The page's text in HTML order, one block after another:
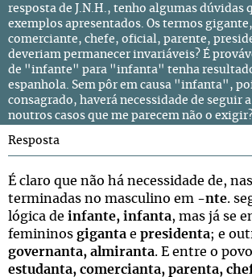
resposta de J.N.H., tenho algumas dúvidas
exemplos apresentados. Os termos
comerciante, chefe, oficial, parente,
deveriam permanecer invariáveis? É
de "infante" para "infanta" tenha
espanhola. Sem pôr em causa "infanta",
consagrado, haverá necessidade de seguir
noutros casos que me parecem não o
Resposta
É claro que não há necessidade de,
terminadas no masculino em -nte.
lógica de infante, infanta, mas já se
femininos giganta e presidenta; e
governanta, almiranta. E entre o
estudanta, comercianta, parenta,